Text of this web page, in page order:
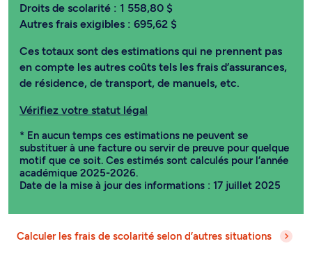
Droits de scolarité : 1 558,80 $
Autres frais exigibles : 695,62 $
Ces totaux sont des estimations qui ne prennent pas
en compte les autres coûts tels les frais d’assurances,
de résidence, de transport, de manuels, etc.
Vérifiez votre statut légal
* En aucun temps ces estimations ne peuvent se
substituer à une facture ou servir de preuve pour quelque
motif que ce soit. Ces estimés sont calculés pour l’année
académique 2025-2026.
Date de la mise à jour des informations : 17 juillet 2025
Calculer les frais de scolarité selon d’autres situations